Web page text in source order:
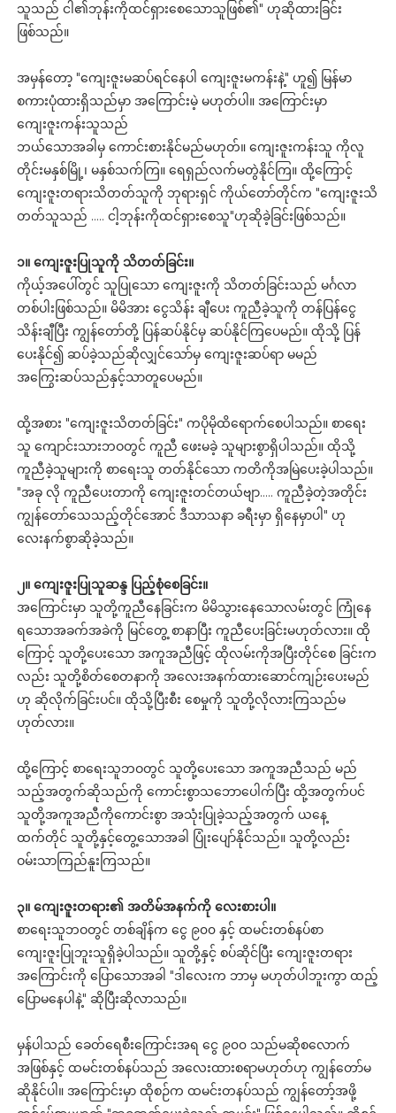
သူသည် ငါ၏ဘုန်းကိုထင်ရှားစေသောသူဖြစ်၏" ဟုဆိုထားခြင်း
ဖြစ်သည်။
အမှန်တော့ "ကျေးဇူးမဆပ်ရင်နေပါ ကျေးဇူးမကန်းနဲ့" ဟူ၍ မြန်မာ
စကားပုံထားရှိသည်မှာ အကြောင်းမဲ့ မဟုတ်ပါ။ အကြောင်းမှာ
ကျေးဇူးကန်းသူသည်
ဘယ်သောအခါမှ ကောင်းစားနိုင်မည်မဟုတ်။ ကျေးဇူးကန်းသူ ကိုလူ
တိုင်းမနှစ်မြို့၊ မနှစ်သက်ကြ။ ရေရှည်လက်မတွဲနိုင်ကြ။ ထို့ကြောင့်
ကျေးဇူးတရားသိတတ်သူကို ဘုရားရှင် ကိုယ်တော်တိုင်က "ကျေးဇူးသိ
တတ်သူသည် ….. ငါ့ဘုန်းကိုထင်ရှားစေသူ"ဟုဆိုခဲ့ခြင်းဖြစ်သည်။
၁။ ကျေးဇူးပြုသူကို သိတတ်ခြင်း။
ကိုယ့်အပေါ်တွင် သူပြုသော ကျေးဇူးကို သိတတ်ခြင်းသည် မင်္ဂလာ
တစ်ပါးဖြစ်သည်။ မိမိအား ငွေသိန်း ချီပေး ကူညီခဲ့သူကို တန်ပြန်ငွေ
သိန်းချီပြီး ကျွန်တော်တို့ ပြန်ဆပ်နိုင်မှ ဆပ်နိုင်ကြပေမည်။ ထိုသို့ ပြန်
ပေးနိုင်၍ ဆပ်ခဲ့သည်ဆိုလျှင်သော်မှ ကျေးဇူးဆပ်ရာ မမည်
အကြွေးဆပ်သည်နှင့်သာတူပေမည်။
ထို့အစား "ကျေးဇူးသိတတ်ခြင်း" ကပိုမိုထိရောက်စေပါသည်။ စာရေး
သူ ကျောင်းသားဘဝတွင် ကူညီ ဖေးမခဲ့ သူများစွာရှိပါသည်။ ထိုသို့
ကူညီခဲ့သူများကို စာရေးသူ တတ်နိုင်သော ကတိကိုအမြဲပေးခဲ့ပါသည်။
"အခု လို ကူညီပေးတာကို ကျေးဇူးတင်တယ်ဗျာ….. ကူညီခဲ့တဲ့အတိုင်း
ကျွန်တော်သေသည့်တိုင်အောင် ဒီသာသနာ ခရီးမှာ ရှိနေမှာပါ" ဟု
လေးနက်စွာဆိုခဲ့သည်။
၂။ ကျေးဇူးပြုသူဆန္ဒ ပြည့်စုံစေခြင်း။
အကြောင်းမှာ သူတို့ကူညီနေခြင်းက မိမိသွားနေသောလမ်းတွင် ကြုံနေ
ရသောအခက်အခဲကို မြင်တွေ့ စာနာပြီး ကူညီပေးခြင်းမဟုတ်လား။ ထို
ကြောင့် သူတို့ပေးသော အကူအညီဖြင့် ထိုလမ်းကိုအပြီးတိုင်စေ ခြင်းက
လည်း သူတို့စိတ်စေတနာကို အလေးအနက်ထားဆောင်ကျဉ်းပေးမည်
ဟု ဆိုလိုက်ခြင်းပင်။ ထိုသို့ပြီးစီး စေမှုကို သူတို့လိုလားကြသည်မ
ဟုတ်လား။
ထို့ကြောင့် စာရေးသူဘဝတွင် သူတို့ပေးသော အကူအညီသည် မည်
သည့်အတွက်ဆိုသည်ကို ကောင်းစွာသဘောပေါက်ပြီး ထို့အတွက်ပင်
သူတို့အကူအညီကိုကောင်းစွာ အသုံးပြုခဲ့သည့်အတွက် ယနေ့
ထက်တိုင် သူတို့နှင့်တွေ့သောအခါ ပြုံးပျော်နိုင်သည်။ သူတို့လည်း
ဝမ်းသာကြည်နူးကြသည်။
၃။ ကျေးဇူးတရား၏ အတိမ်အနက်ကို လေးစားပါ။
စာရေးသူဘဝတွင် တစ်ချိန်က ငွေ ၉၀၀ နှင့် ထမင်းတစ်နပ်စာ
ကျေးဇူးပြုဘူးသူရှိခဲ့ပါသည်။ သူတို့နှင့် စပ်ဆိုင်ပြီး ကျေးဇူးတရား
အကြောင်းကို ပြောသောအခါ "ဒါလေးက ဘာမှ မဟုတ်ပါဘူးကွာ ထည့်
ပြောမနေပါနဲ့" ဆိုပြီးဆိုလာသည်။
မှန်ပါသည် ခေတ်ရေစီးကြောင်းအရ ငွေ ၉၀၀ သည်မဆိုစလောက်
အဖြစ်နှင့် ထမင်းတစ်နပ်သည် အလေးထားစရာမဟုတ်ဟု ကျွန်တော်မ
ဆိုနိုင်ပါ။ အကြောင်းမှာ ထိုစဉ်က ထမင်းတနပ်သည် ကျွန်တော့်အဖို့